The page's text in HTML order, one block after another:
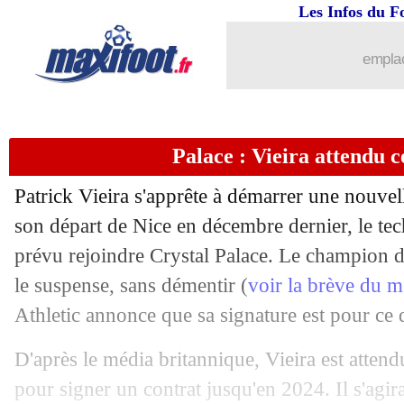
Les Infos du
Palace : Vieira attendu
Patrick Vieira s'apprête à démarrer une
son départ de Nice en décembre dernier, le
prévu rejoindre Crystal Palace. Le champion
le suspense, sans démentir (voir la brève du
Athletic annonce que sa signature est pour ce
D'après le média britannique, Vieira est
pour signer un contrat jusqu'en 2024. Il
Bayern : Hernandez opéré du genou
04/07 Belgique: le geste classe d'Henry
04/07 Atletico: Vitolo prêté à Getafe
04/07 Pays-Bas: Van Gaal allume les
04/07 : accord trouvé avec Lens
04/07 Lazio: l'OM pense à Gonzalo
04/07 EdF : Deschamps, Le Graët maintient